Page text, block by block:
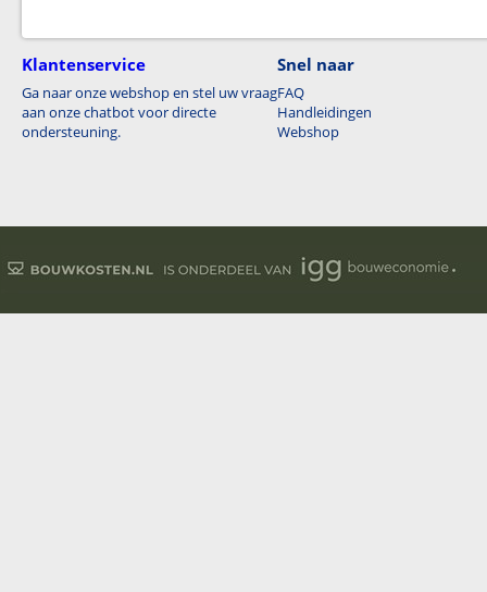
Klantenservice
Ga naar onze webshop en stel uw vraag
aan onze chatbot voor directe
ondersteuning.
Snel naar
FAQ
Handleidingen
Webshop